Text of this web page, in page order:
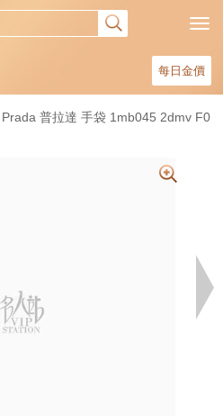
每日金價
Prada 普拉達 手袋 1mb045 2dmv F0